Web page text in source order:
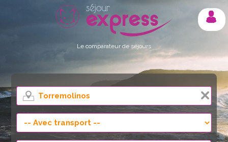
Le comparateur de séjours
Mon compte